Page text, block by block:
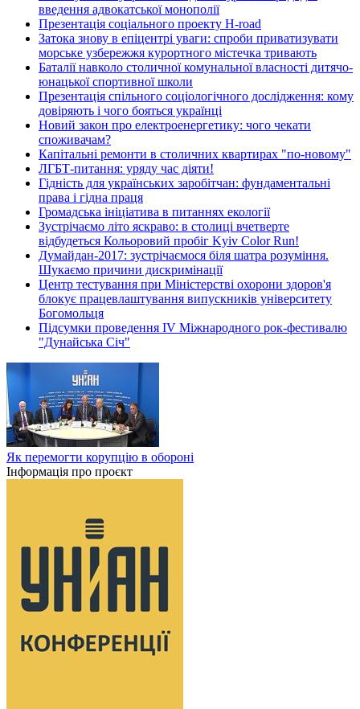
введення адвокатської монополії
Презентація соціального проекту H-road
Затока знову в епіцентрі уваги: спроби приватизувати
морське узбережжя курортного містечка тривають
Баталії навколо столичної комунальної власності дитячо-
юнацької спортивної школи
Презентація спільного соціологічного дослідження: кому
довіряють і чого бояться українці
Новий закон про електроенергетику: чого чекати
споживачам?
Капітальні ремонти в столичних квартирах "по-новому"
ЛГБТ-питання: уряду час діяти!
Гідність для українських заробітчан: фундаментальні
права і гідна праця
Громадська ініціатива в питаннях екології
Зустрічаємо літо яскраво: в столиці вчетверте
відбудеться Кольоровий пробіг Kyiv Color Run!
Думайдан-2017: зустрічаємося біля шатра розуміння.
Шукаємо причини дискримінації
Центр тестування при Міністерстві охорони здоров'я
блокує працевлаштування випускників університету
Богомольця
Підсумки проведення IV Міжнародного рок-фестивалю
"Дунайська Січ"
Як перемогти корупцію в обороні
Інформація про проєкт